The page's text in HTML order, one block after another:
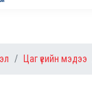
Цаг үеийн мэдээ